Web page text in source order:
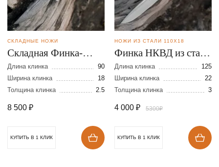
СКЛАДНЫЕ НОЖИ
Складная Финка-
мини из дамасской
стали
Длина клинка
90
Ширина клинка
18
Толщина клинка
2.5
8 500 ₽
КУПИТЬ В 1 КЛИК
НОЖИ ИЗ СТАЛИ 110Х18
Финка НКВД из стали
110Х18
Длина клинка
125
Ширина клинка
22
Толщина клинка
3
4 000 ₽ 5300₽
КУПИТЬ В 1 КЛИК